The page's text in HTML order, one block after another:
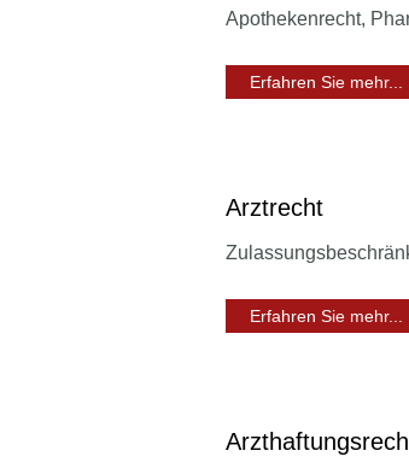
Apothekenrecht,
Erfahren Sie mehr...
Arztrecht
Erfahren Sie mehr...